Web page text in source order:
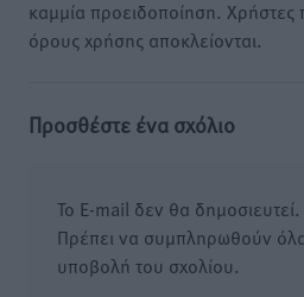
καμμία προειδοποίηση.
όρους χρήσης αποκλείονται.
Προσθέστε ένα σχόλιο
Το E-mail δεν θα δημοσιευτεί.
Πρέπει να συμπληρωθούν όλα
υποβολή του σχολίου.